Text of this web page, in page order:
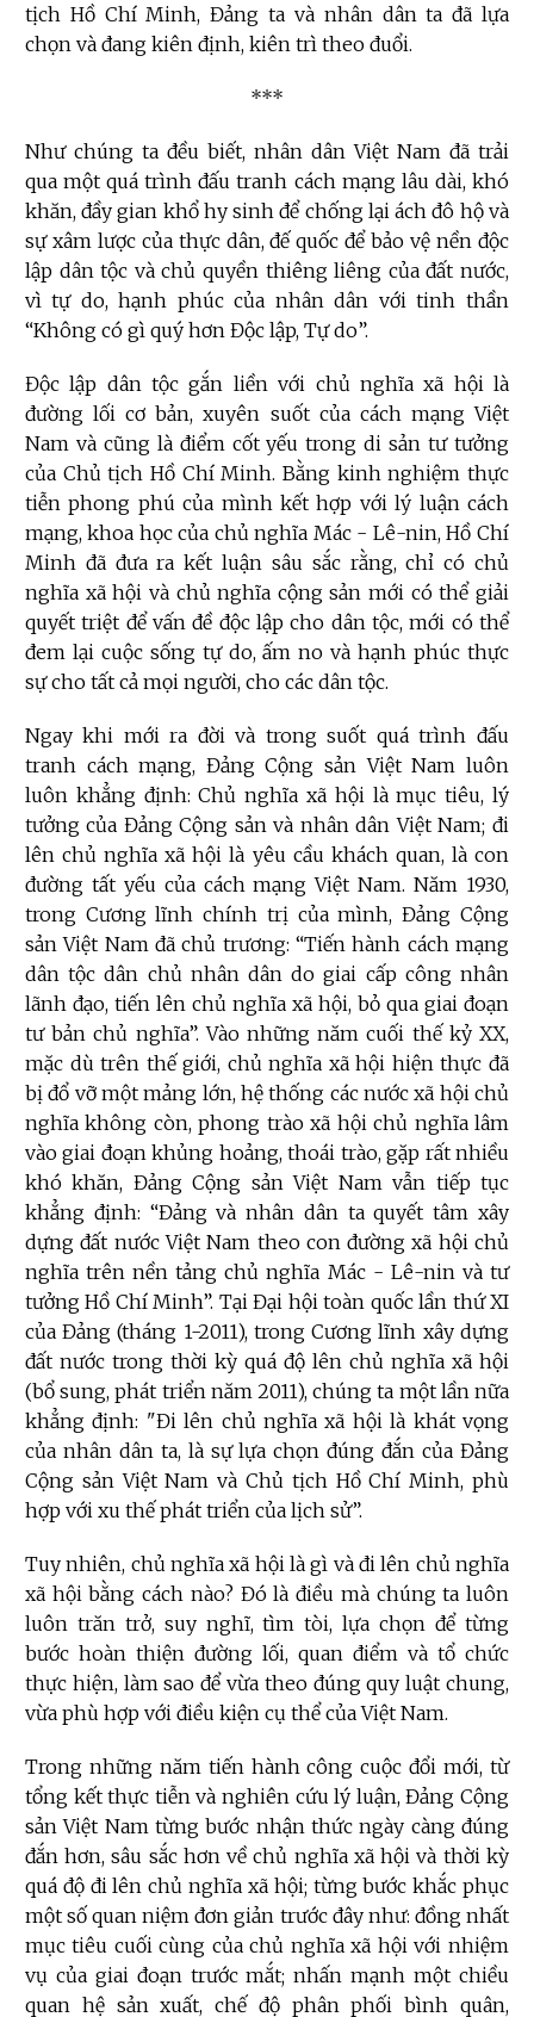
tịch Hồ Chí Minh, Đảng ta và nhân dân ta đã lựa
chọn và đang kiên định, kiên trì theo đuổi.
***
Như chúng ta đều biết, nhân dân Việt Nam đã trải
qua một quá trình đấu tranh cách mạng lâu dài, khó
khăn, đầy gian khổ hy sinh để chống lại ách đô hộ và
sự xâm lược của thực dân, đế quốc để bảo vệ nền độc
lập dân tộc và chủ quyền thiêng liêng của đất nước,
vì tự do, hạnh phúc của nhân dân với tinh thần
“Không có gì quý hơn Độc lập, Tự do”.
Độc lập dân tộc gắn liền với chủ nghĩa xã hội là
đường lối cơ bản, xuyên suốt của cách mạng Việt
Nam và cũng là điểm cốt yếu trong di sản tư tưởng
của Chủ tịch Hồ Chí Minh. Bằng kinh nghiệm thực
tiễn phong phú của mình kết hợp với lý luận cách
mạng, khoa học của chủ nghĩa Mác - Lê-nin, Hồ Chí
Minh đã đưa ra kết luận sâu sắc rằng, chỉ có chủ
nghĩa xã hội và chủ nghĩa cộng sản mới có thể giải
quyết triệt để vấn đề độc lập cho dân tộc, mới có thể
đem lại cuộc sống tự do, ấm no và hạnh phúc thực
sự cho tất cả mọi người, cho các dân tộc.
Ngay khi mới ra đời và trong suốt quá trình đấu
tranh cách mạng, Đảng Cộng sản Việt Nam luôn
luôn khẳng định: Chủ nghĩa xã hội là mục tiêu, lý
tưởng của Đảng Cộng sản và nhân dân Việt Nam; đi
lên chủ nghĩa xã hội là yêu cầu khách quan, là con
đường tất yếu của cách mạng Việt Nam. Năm 1930,
trong Cương lĩnh chính trị của mình, Đảng Cộng
sản Việt Nam đã chủ trương: “Tiến hành cách mạng
dân tộc dân chủ nhân dân do giai cấp công nhân
lãnh đạo, tiến lên chủ nghĩa xã hội, bỏ qua giai đoạn
tư bản chủ nghĩa”. Vào những năm cuối thế kỷ XX,
mặc dù trên thế giới, chủ nghĩa xã hội hiện thực đã
bị đổ vỡ một mảng lớn, hệ thống các nước xã hội chủ
nghĩa không còn, phong trào xã hội chủ nghĩa lâm
vào giai đoạn khủng hoảng, thoái trào, gặp rất nhiều
khó khăn, Đảng Cộng sản Việt Nam vẫn tiếp tục
khẳng định: “Đảng và nhân dân ta quyết tâm xây
dựng đất nước Việt Nam theo con đường xã hội chủ
nghĩa trên nền tảng chủ nghĩa Mác - Lê-nin và tư
tưởng Hồ Chí Minh”. Tại Đại hội toàn quốc lần thứ XI
của Đảng (tháng 1-2011), trong Cương lĩnh xây dựng
đất nước trong thời kỳ quá độ lên chủ nghĩa xã hội
(bổ sung, phát triển năm 2011), chúng ta một lần nữa
khẳng định: "Đi lên chủ nghĩa xã hội là khát vọng
của nhân dân ta, là sự lựa chọn đúng đắn của Đảng
Cộng sản Việt Nam và Chủ tịch Hồ Chí Minh, phù
hợp với xu thế phát triển của lịch sử”.
Tuy nhiên, chủ nghĩa xã hội là gì và đi lên chủ nghĩa
xã hội bằng cách nào? Đó là điều mà chúng ta luôn
luôn trăn trở, suy nghĩ, tìm tòi, lựa chọn để từng
bước hoàn thiện đường lối, quan điểm và tổ chức
thực hiện, làm sao để vừa theo đúng quy luật chung,
vừa phù hợp với điều kiện cụ thể của Việt Nam.
Trong những năm tiến hành công cuộc đổi mới, từ
tổng kết thực tiễn và nghiên cứu lý luận, Đảng Cộng
sản Việt Nam từng bước nhận thức ngày càng đúng
đắn hơn, sâu sắc hơn về chủ nghĩa xã hội và thời kỳ
quá độ đi lên chủ nghĩa xã hội; từng bước khắc phục
một số quan niệm đơn giản trước đây như: đồng nhất
mục tiêu cuối cùng của chủ nghĩa xã hội với nhiệm
vụ của giai đoạn trước mắt; nhấn mạnh một chiều
quan hệ sản xuất, chế độ phân phối bình quân,